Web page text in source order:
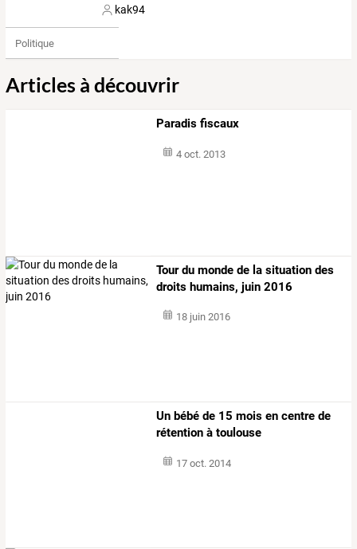
kak94
Politique
Articles à découvrir
Paradis fiscaux
4 oct. 2013
Tour du monde de la situation des
droits humains, juin 2016
18 juin 2016
Un bébé de 15 mois en centre de
rétention à toulouse
17 oct. 2014